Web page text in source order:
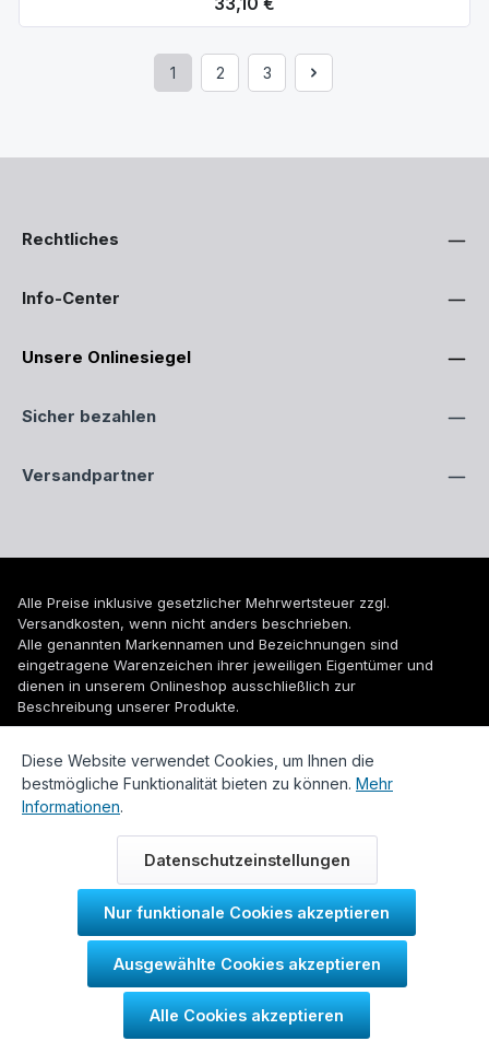
33,10 €
Seite
1
Seite
2
Seite
3
Rechtliches
Info-Center
Unsere Onlinesiegel
Sicher bezahlen
Versandpartner
Alle Preise inklusive gesetzlicher Mehrwertsteuer zzgl.
Versandkosten, wenn nicht anders beschrieben.
Alle genannten Markennamen und Bezeichnungen sind
eingetragene Warenzeichen ihrer jeweiligen Eigentümer und
dienen in unserem Onlineshop ausschließlich zur
Beschreibung unserer Produkte.
© 2026 WUH24.de - Weigel und Unger Heizungs- und
Sanitärtechnik GmbH
Diese Website verwendet Cookies, um Ihnen die
bestmögliche Funktionalität bieten zu können. Mehr
Informationen.
Datenschutzeinstellungen
Nur funktionale Cookies akzeptieren
Ausgewählte Cookies akzeptieren
Alle Cookies akzeptieren
Durch IT-Recht Kanzlei
Kundenmeinung:
SEHR GUT